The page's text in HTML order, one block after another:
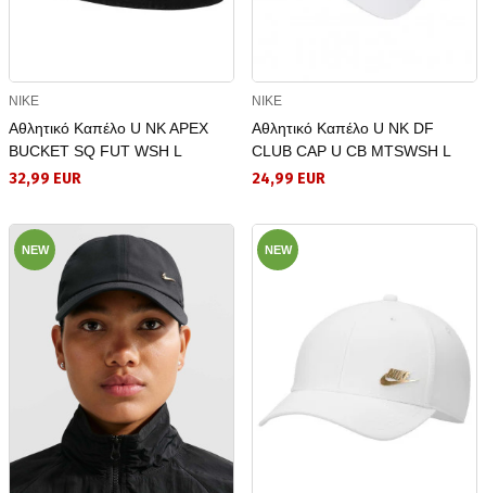
NIKE
Αθλητικό Καπέλο U NK APEX
BUCKET SQ FUT WSH L
32,99 EUR
NIKE
Αθλητικό Καπέλο U NK DF
CLUB CAP U CB MTSWSH L
24,99 EUR
NEW NEW